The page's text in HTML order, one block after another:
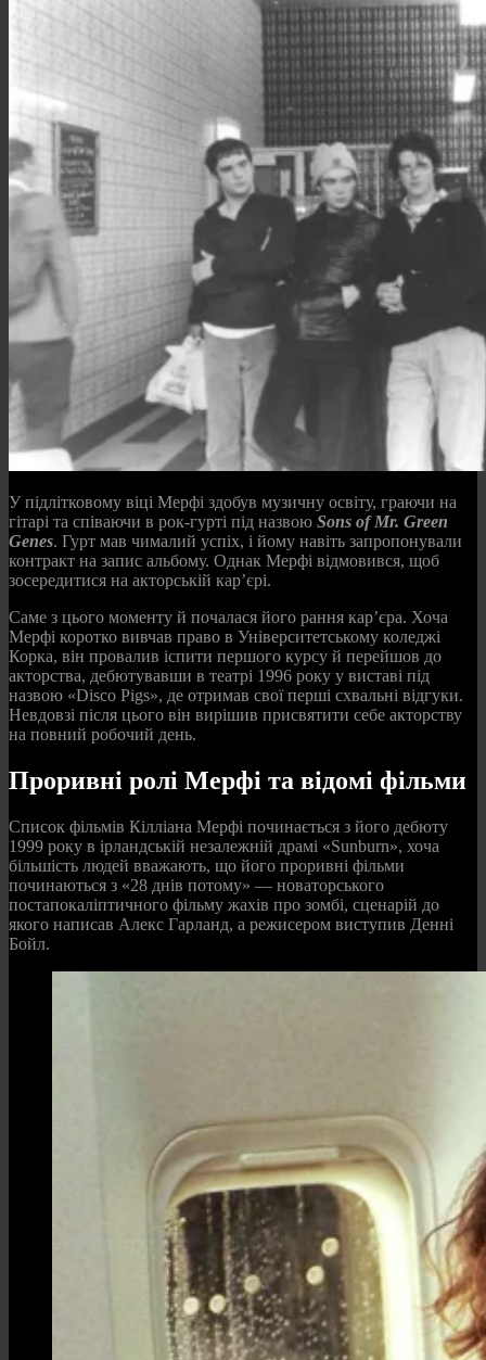
У підлітковому віці Мерфі здобув музичну освіту, граючи на
гітарі та співаючи в рок-гурті під назвою Sons of Mr. Green
Genes. Гурт мав чималий успіх, і йому навіть запропонували
контракт на запис альбому. Однак Мерфі відмовився, щоб
зосередитися на акторській кар’єрі.
Саме з цього моменту й почалася його рання кар’єра. Хоча
Мерфі коротко вивчав право в Університетському коледжі
Корка, він провалив іспити першого курсу й перейшов до
акторства, дебютувавши в театрі 1996 року у виставі під
назвою «Disco Pigs», де отримав свої перші схвальні відгуки.
Невдовзі після цього він вирішив присвятити себе акторству
на повний робочий день.
Проривні ролі Мерфі та відомі фільми
Список фільмів Кілліана Мерфі починається з його дебюту
1999 року в ірландській незалежній драмі «Sunburn», хоча
більшість людей вважають, що його проривні фільми
починаються з «28 днів потому» — новаторського
постапокаліптичного фільму жахів про зомбі, сценарій до
якого написав Алекс Гарланд, а режисером виступив Денні
Бойл.